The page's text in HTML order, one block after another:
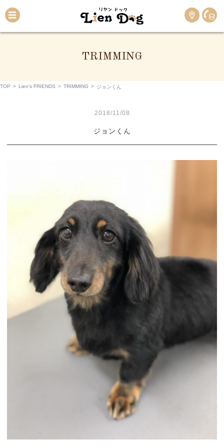
TRIMMING
TOP > Lien’s FRIENDS > TRIMMING > ジョンくん
2018/11/08
ジョンくん